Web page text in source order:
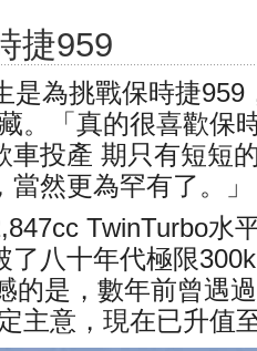
捷959
是為挑戰保時捷959
。「真的很喜歡保
車投產 期只有短短
然更為罕有了。」
TwinTurbo水
了八十年代極限
的是，數年前曾遇
主意，現在已升值